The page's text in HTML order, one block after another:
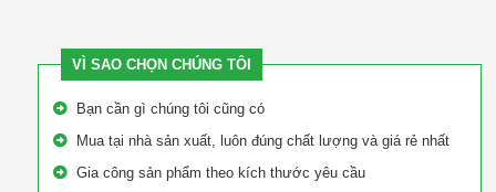
VÌ SAO CHỌN CHÚNG TÔI
Bạn cần gì chúng tôi cũng có
Mua tại nhà sản xuất, luôn đúng chất lượng và giá rẻ nhất
Gia công sản phẩm theo kích thước yêu cầu